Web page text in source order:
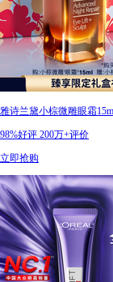
雅诗兰黛小棕微雕眼霜
98%好评 200万+评价
立即抢购